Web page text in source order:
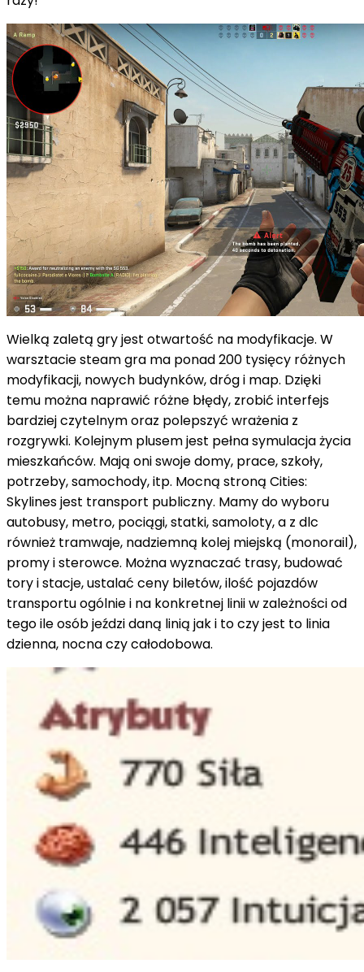
Wielką zaletą gry jest otwartość na modyfikacje. W
warsztaciesteamgra ma ponad200 tysięcy różnych
modyfikacji, nowych budynków, dróg i map. Dzięki
temu można naprawić różne błędy, zrobić interfejs
bardziej czytelnym oraz polepszyć wrażenia z
rozgrywki. Kolejnym plusem jest pełna symulacja życia
mieszkańców. Mają oni swoje domy, prace, szkoły,
potrzeby, samochody, itp. Mocną stroną Cities:
Skylinesjest transport publiczny. Mamy do wyboru
autobusy, metro, pociągi, statki, samoloty, a z dlc
również tramwaje, nadziemną kolej miejską (monorail),
promy i sterowce. Można wyznaczać trasy, budować
tory i stacje, ustalać ceny biletów, ilość pojazdów
transportu ogólnie i na konkretnej linii w zależności od
tegoile osób jeździ daną linią jak i to czy jest to linia
dzienna, nocna czy całodobowa.